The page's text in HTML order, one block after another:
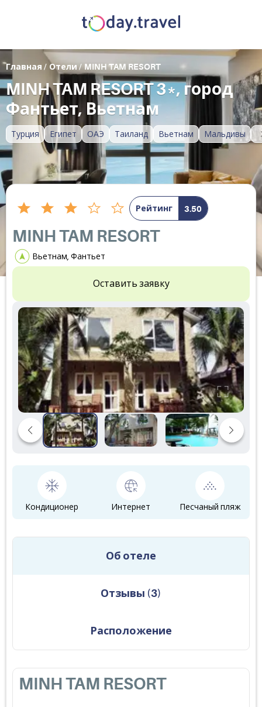
Турция Египет ОАЭ Таиланд Вьетнам Мальдивы
Главная / Отели/ MINH TAM RESORT
MINH TAM RESORT 3*, город
Фантьет, Вьетнам
Рейтинг 3.50
MINH TAM RESORT
Вьетнам, Фантьет
Оставить заявку
Кондиционер Интернет Песчаный пляж
Об отеле
Отзывы (3)
Расположение
MINH TAM RESORT